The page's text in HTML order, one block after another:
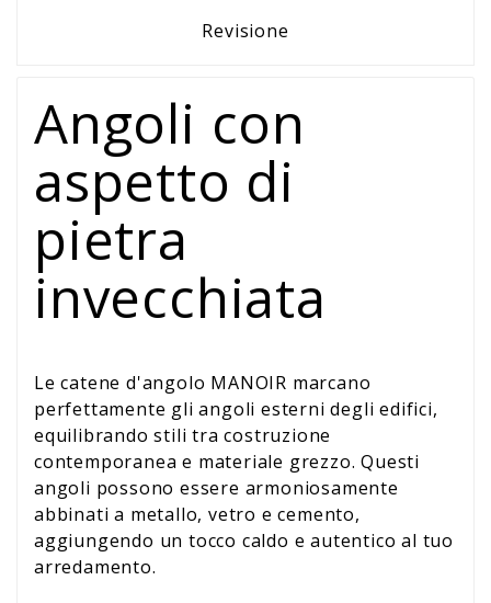
Revisione
Angoli con
aspetto di
pietra
invecchiata
Le catene d'angolo MANOIR marcano
perfettamente gli angoli esterni degli edifici,
equilibrando stili tra costruzione
contemporanea e materiale grezzo. Questi
angoli possono essere armoniosamente
abbinati a metallo, vetro e cemento,
aggiungendo un tocco caldo e autentico al tuo
arredamento.